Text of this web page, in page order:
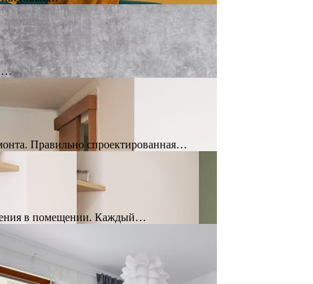
Правильно спроектированная…
в помещении. Каждый…